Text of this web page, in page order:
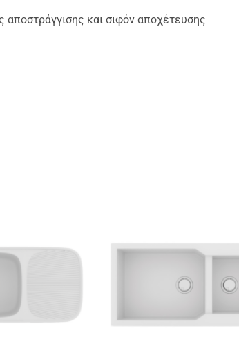
αποστράγγισης και σιφόν αποχέτευσης